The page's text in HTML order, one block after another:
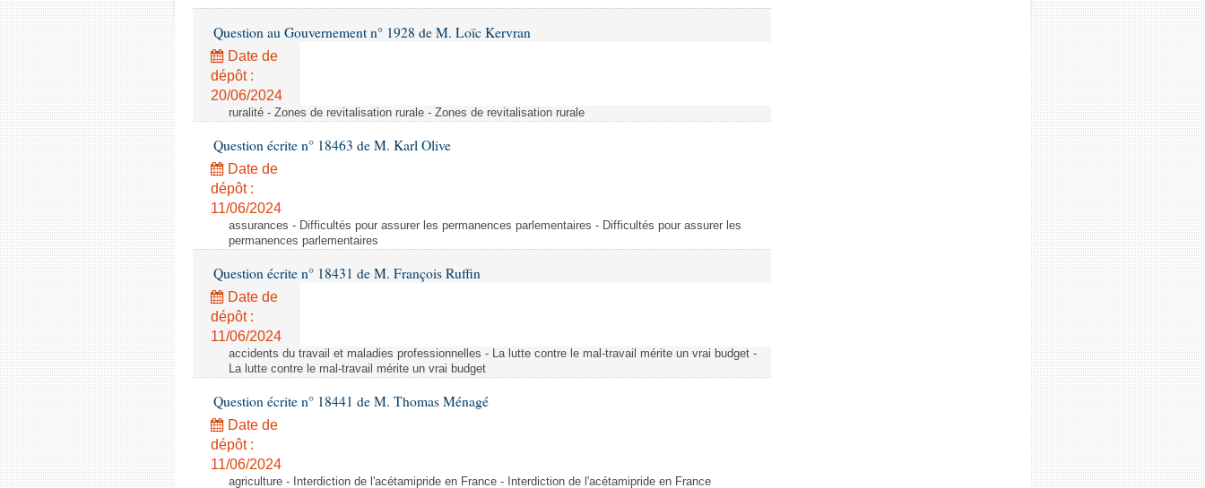
Question au Gouvernement n° 1928 de M. Loïc Kervran
Date de
dépôt :
20/06/2024
ruralité - Zones de revitalisation rurale - Zones de revitalisation rurale
Question écrite n° 18463 de M. Karl Olive
Date de
dépôt :
11/06/2024
assurances - Difficultés pour assurer les permanences parlementaires - Difficultés pour assurer les
permanences parlementaires
Question écrite n° 18431 de M. François Ruffin
Date de
dépôt :
11/06/2024
accidents du travail et maladies professionnelles - La lutte contre le mal-travail mérite un vrai budget -
La lutte contre le mal-travail mérite un vrai budget
Question écrite n° 18441 de M. Thomas Ménagé
Date de
dépôt :
11/06/2024
agriculture - Interdiction de l'acétamipride en France - Interdiction de l'acétamipride en France